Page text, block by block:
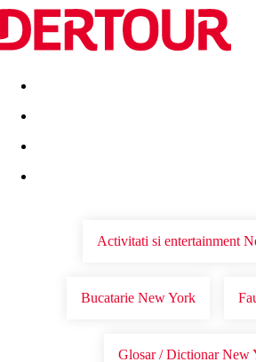
Destinatii Vacanta perfecta
Activitati si entertainment
Bucatarie New York
Glosar / Dictionar New